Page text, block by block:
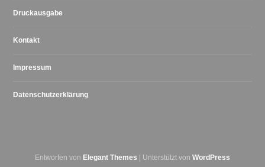
Druckausgabe
Kontakt
Impressum
Datenschutzerklärung
Entworfen von Elegant Themes | Unterstützt von WordPress